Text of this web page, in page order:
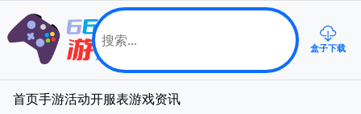
盒子下载
首页手游活动开服表游戏资讯